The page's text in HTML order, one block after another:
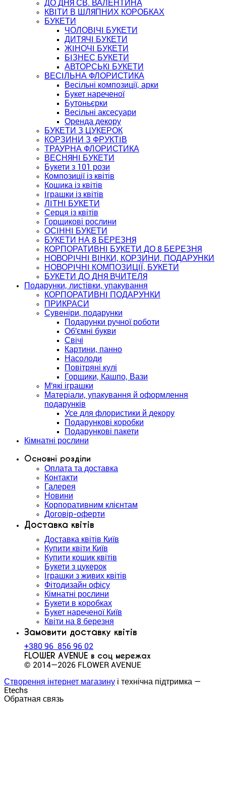
ДО ДНЯ СВ. ВАЛЕНТИНА
КВІТИ В ШЛЯПНИХ КОРОБКАХ
БУКЕТИ
ЧОЛОВІЧІ БУКЕТИ
ДИТЯЧІ БУКЕТИ
ЖІНОЧІ БУКЕТИ
БІЗНЕС БУКЕТИ
АВТОРСЬКІ БУКЕТИ
ВЕСІЛЬНА ФЛОРИСТИКА
Весільні композиції, арки
Букет нареченої
Бутоньєрки
Весільні аксесуари
Оренда декору
БУКЕТИ З ЦУКЕРОК
КОРЗИНИ З ФРУКТІВ
ТРАУРНА ФЛОРИСТИКА
ВЕСНЯНІ БУКЕТИ
Букети з 101 рози
Композиції із квітів
Кошика із квітів
Іграшки із квітів
ЛІТНІ БУКЕТИ
Серця із квітів
Горщикові рослини
ОСІННІ БУКЕТИ
БУКЕТИ НА 8 БЕРЕЗНЯ
КОРПОРАТИВНІ БУКЕТИ ДО 8 БЕРЕЗНЯ
НОВОРІЧНІ ВІНКИ, КОРЗИНИ, ПОДАРУНКИ
НОВОРІЧНІ КОМПОЗИЦІЇ, БУКЕТИ
БУКЕТИ ДО ДНЯ ВЧИТЕЛЯ
Подарунки, листівки, упакування
КОРПОРАТИВНІ ПОДАРУНКИ
ПРИКРАСИ
Сувеніри, подарунки
Подарунки ручної роботи
Об'ємні букви
Свічі
Картини, панно
Насолоди
Повітряні кулі
Горщики, Кашпо, Вази
М'які іграшки
Матеріали, упакування й оформлення
подарунків
Усе для флористики й декору
Подарункові коробки
Подарункові пакети
Кімнатні рослини
Основні розділи
Оплата та доставка
Контакти
Галерея
Новини
Корпоративним клієнтам
Договір-оферти
Доставка квітів
Доставка квітів Київ
Купити квіти Київ
Купити кошик квітів
Букети з цукерок
Іграшки з живих квітів
Фітодизайн офісу
Кімнатні рослини
Букети в коробках
Букет нареченої Київ
Квіти на 8 березня
Замовити доставку квітів
+380 96 856 96 02
FLOWER AVENUE в соц мережах
© 2014—2026 FLOWER AVENUE
Створення інтернет магазину і технічна підтримка —
Etechs
Обратная связь